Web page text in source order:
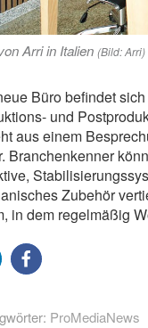
Arri in Italien (Bild: Arri)
Büro befindet
und
aus einem
Branchenkenner
Zubehör
in dem regelmäßig
ProMediaNews